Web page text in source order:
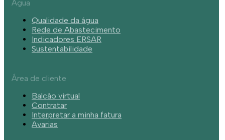
Água
Qualidade da água
Rede de Abastecimento
Indicadores ERSAR
Sustentabilidade
Área de cliente
Balcão virtual
Contratar
Interpretar a minha fatura
Avarias